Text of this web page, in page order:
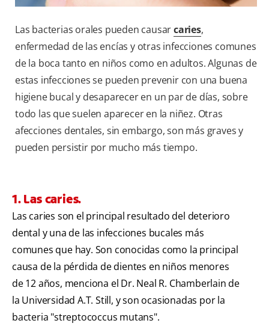
Las bacterias orales pueden causarcaries,
enfermedad de las encías y otras infecciones comunes
de la boca tanto en niños como en adultos. Algunas de
estas infecciones se pueden prevenir con una buena
higiene bucal y desaparecer en un par de días, sobre
todo las que suelen aparecer en la niñez. Otras
afecciones dentales, sin embargo, son más graves y
pueden persistir por mucho más tiempo.
1. Las caries.
Las caries son el principal resultado del deterioro
dental y una de las infecciones bucales más
comunes que hay. Son conocidas como la principal
causa de la pérdida de dientes en niños menores
de 12 años, menciona el Dr. Neal R. Chamberlain de
la Universidad A.T. Still, y son ocasionadas por la
bacteria "streptococcus mutans".